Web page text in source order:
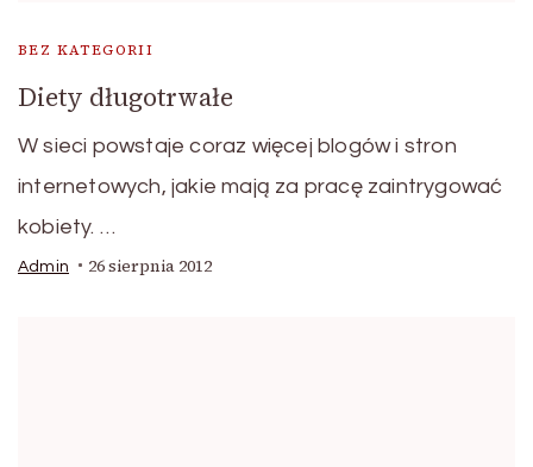
BEZ KATEGORII
Diety długotrwałe
W sieci powstaje coraz więcej blogów i stron
internetowych, jakie mają za pracę zaintrygować
kobiety. …
Admin 26 sierpnia 2012